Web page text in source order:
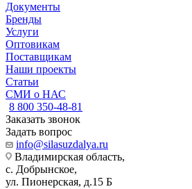
Документы
Бренды
Услуги
Оптовикам
Поставщикам
Наши проекты
Статьи
СМИ о НАС
8 800 350-48-81
Заказать звонок
Задать вопрос
info@silasuzdalya.ru
Владимирская область,
с. Добрынское,
ул. Пионерская, д.15 Б